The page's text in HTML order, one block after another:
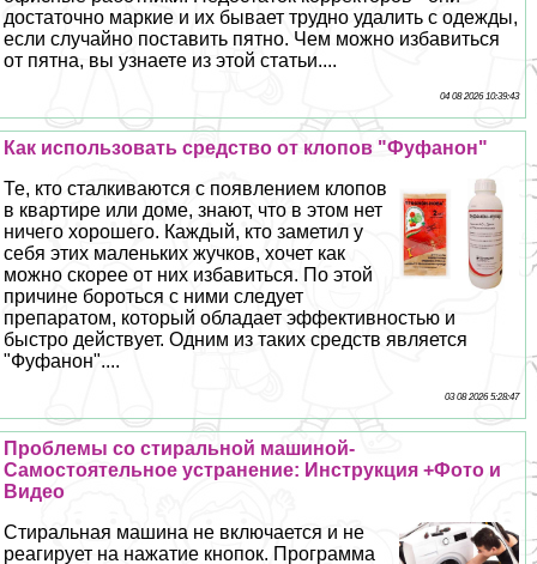
достаточно маркие и их бывает трудно удалить с одежды,
если случайно поставить пятно. Чем можно избавиться
от пятна, вы узнаете из этой статьи....
04 08 2026 10:39:43
Как использовать средство от клопов "Фуфанон"
Те, кто сталкиваются с появлением клопов
в квартире или доме, знают, что в этом нет
ничего хорошего. Каждый, кто заметил у
себя этих маленьких жучков, хочет как
можно скорее от них избавиться. По этой
причине бороться с ними следует
препаратом, который обладает эффективностью и
быстро действует. Одним из таких средств является
"Фуфанон"....
03 08 2026 5:28:47
Проблемы со стиральной машиной-
Самостоятельное устранение: Инструкция +Фото и
Видео
Стиральная машина не включается и не
реагирует на нажатие кнопок. Программа